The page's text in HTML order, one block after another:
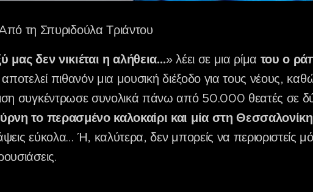
τη Σπυριδούλα Τριάντου
μας δεν νικιέται η αλήθεια…» λέει σε μια ρίμα του ο
αποτελεί πιθανόν μια μουσική διέξοδο για τους νέους,
συγκέντρωσε συνολικά πάνω από 50.000 θεατές σε
το περασμένο καλοκαίρι και μία στη Θεσσαλονίκη
εύκολα… Ή, καλύτερα, δεν μπορείς να περιοριστείς